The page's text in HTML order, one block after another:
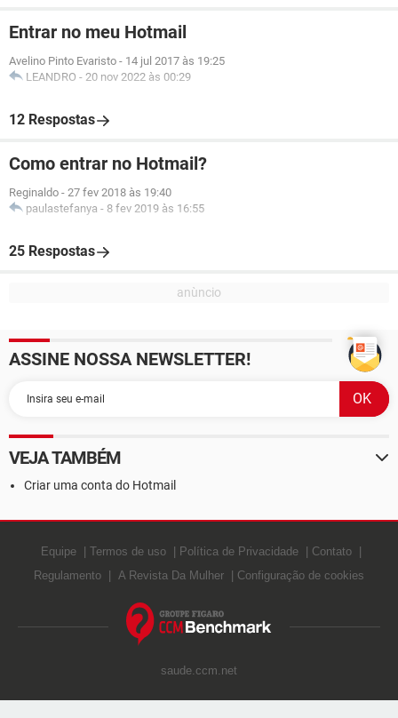
Entrar no meu Hotmail
Avelino Pinto Evaristo - 14 jul 2017 às 19:25
LEANDRO - 20 nov 2022 às 00:29
12 Respostas
Como entrar no Hotmail?
Reginaldo - 27 fev 2018 às 19:40
paulastefanya - 8 fev 2019 às 16:55
25 Respostas
ASSINE NOSSA NEWSLETTER!
VEJA TAMBÉM
Criar uma conta do Hotmail
Equipe Termos de uso Política de Privacidade
Contato
Regulamento
A Revista Da Mulher Configuração de cookies
saude.ccm.net